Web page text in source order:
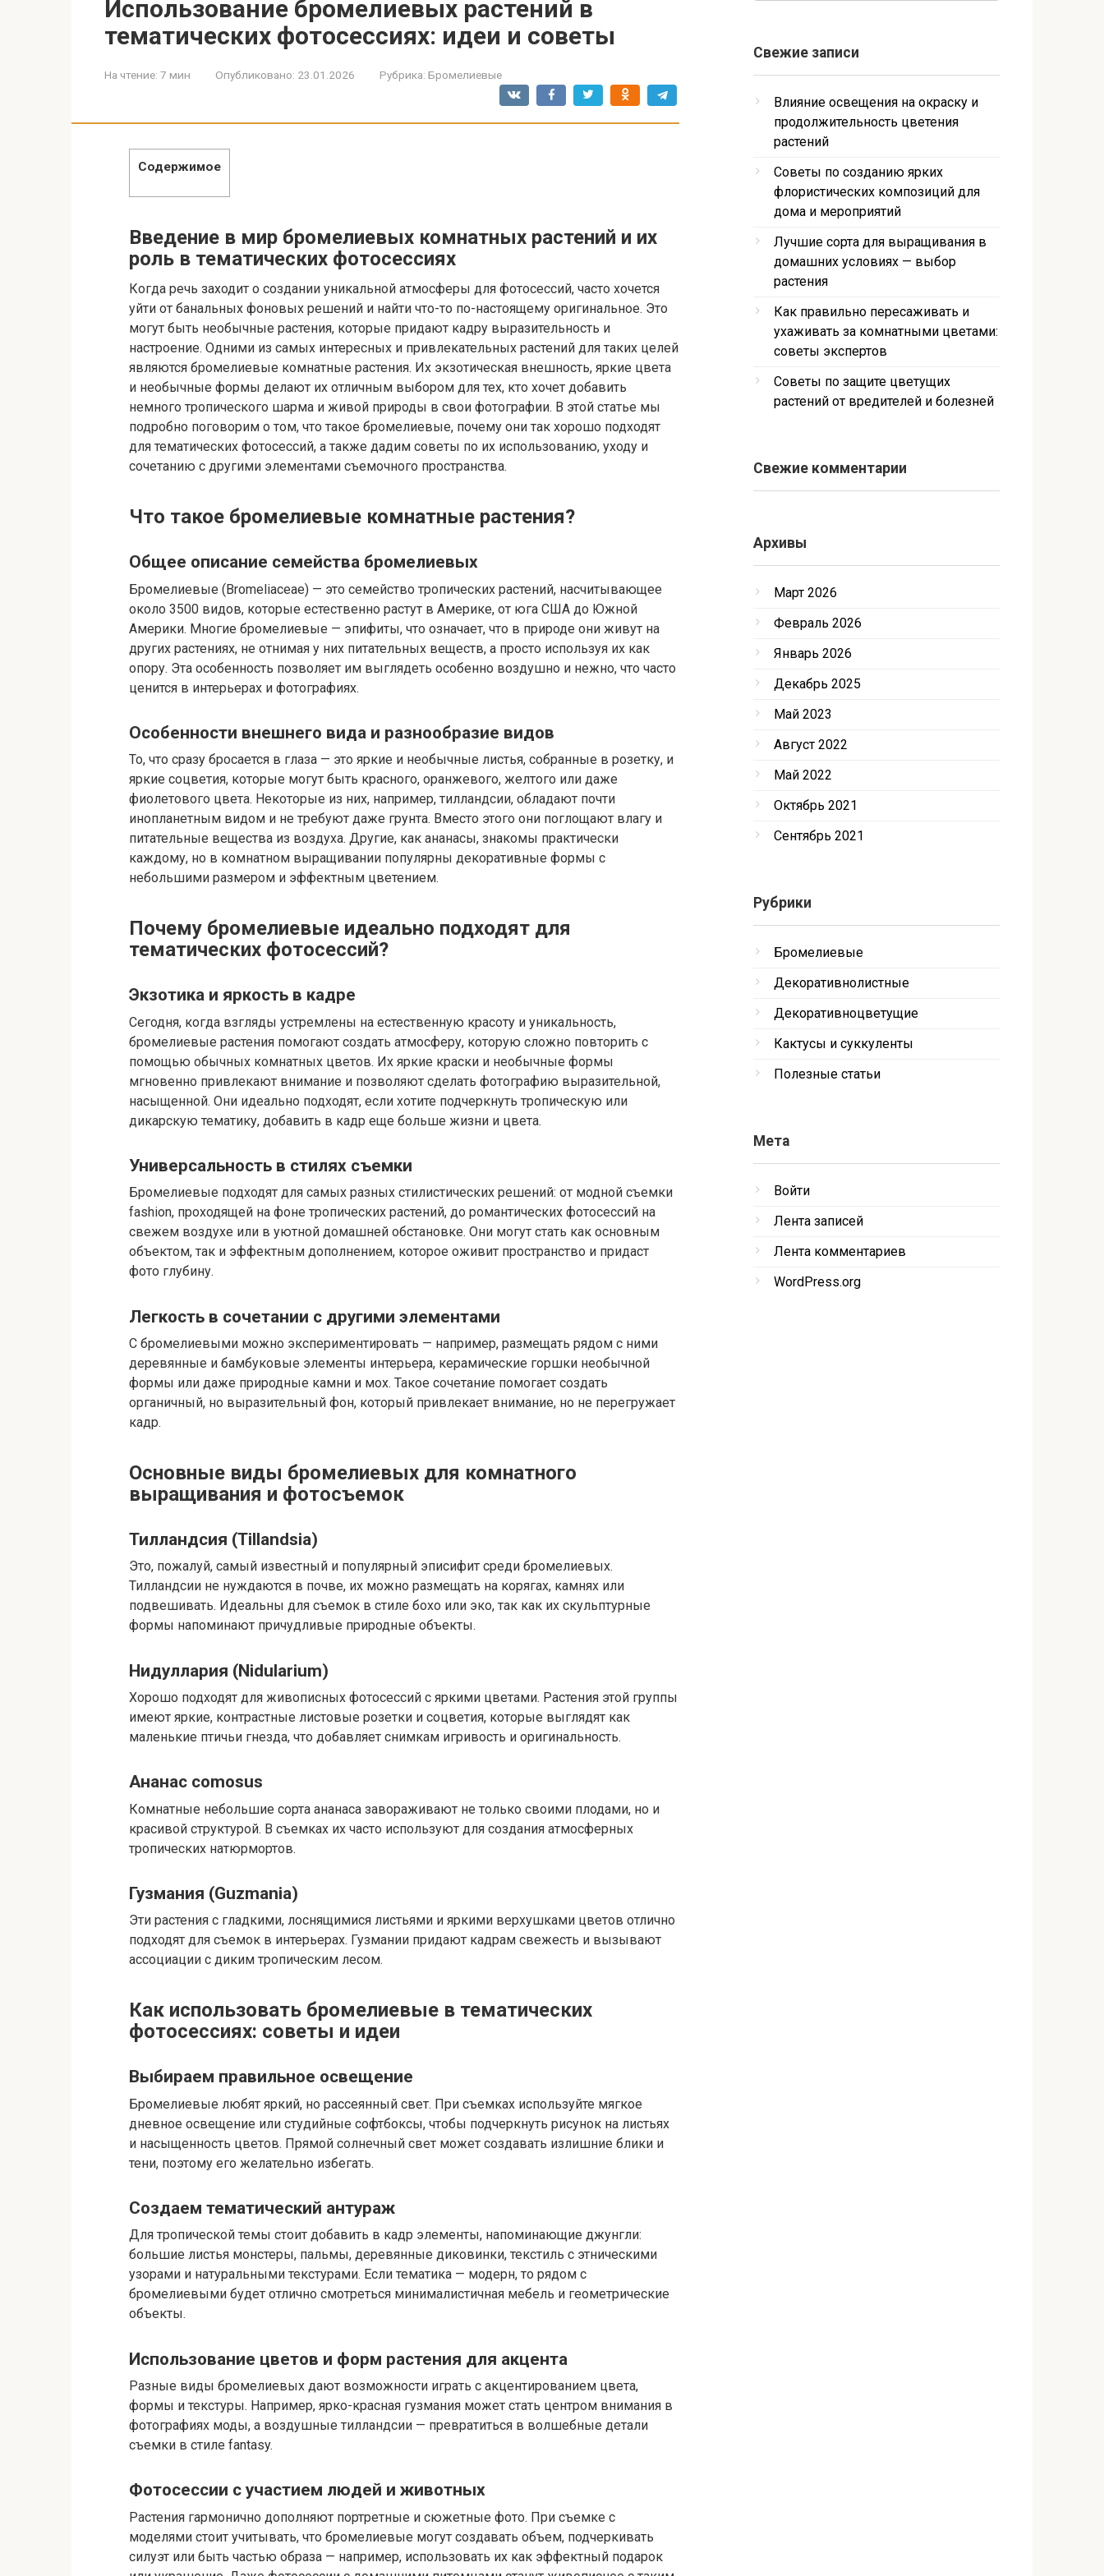
Использование бромелиевых растений в
тематических фотосессиях: идеи и советы
На чтение: 7 мин Опубликовано: 23.01.2026 Рубрика: Бромелиевые
Содержимое
Введение в мир бромелиевых комнатных растений и их
роль в тематических фотосессиях
Когда речь заходит о создании уникальной атмосферы для фотосессий, часто хочется
уйти от банальных фоновых решений и найти что-то по-настоящему оригинальное. Это
могут быть необычные растения, которые придают кадру выразительность и
настроение. Одними из самых интересных и привлекательных растений для таких целей
являются бромелиевые комнатные растения. Их экзотическая внешность, яркие цвета
и необычные формы делают их отличным выбором для тех, кто хочет добавить
немного тропического шарма и живой природы в свои фотографии. В этой статье мы
подробно поговорим о том, что такое бромелиевые, почему они так хорошо подходят
для тематических фотосессий, а также дадим советы по их использованию, уходу и
сочетанию с другими элементами съемочного пространства.
Что такое бромелиевые комнатные растения?
Общее описание семейства бромелиевых
Бромелиевые (Bromeliaceae) — это семейство тропических растений, насчитывающее
около 3500 видов, которые естественно растут в Америке, от юга США до Южной
Америки. Многие бромелиевые — эпифиты, что означает, что в природе они живут на
других растениях, не отнимая у них питательных веществ, а просто используя их как
опору. Эта особенность позволяет им выглядеть особенно воздушно и нежно, что часто
ценится в интерьерах и фотографиях.
Особенности внешнего вида и разнообразие видов
То, что сразу бросается в глаза — это яркие и необычные листья, собранные в розетку, и
яркие соцветия, которые могут быть красного, оранжевого, желтого или даже
фиолетового цвета. Некоторые из них, например, тилландсии, обладают почти
инопланетным видом и не требуют даже грунта. Вместо этого они поглощают влагу и
питательные вещества из воздуха. Другие, как ананасы, знакомы практически
каждому, но в комнатном выращивании популярны декоративные формы с
небольшими размером и эффектным цветением.
Почему бромелиевые идеально подходят для
тематических фотосессий?
Экзотика и яркость в кадре
Сегодня, когда взгляды устремлены на естественную красоту и уникальность,
бромелиевые растения помогают создать атмосферу, которую сложно повторить с
помощью обычных комнатных цветов. Их яркие краски и необычные формы
мгновенно привлекают внимание и позволяют сделать фотографию выразительной,
насыщенной. Они идеально подходят, если хотите подчеркнуть тропическую или
дикарскую тематику, добавить в кадр еще больше жизни и цвета.
Универсальность в стилях съемки
Бромелиевые подходят для самых разных стилистических решений: от модной съемки
fashion, проходящей на фоне тропических растений, до романтических фотосессий на
свежем воздухе или в уютной домашней обстановке. Они могут стать как основным
объектом, так и эффектным дополнением, которое оживит пространство и придаст
фото глубину.
Легкость в сочетании с другими элементами
С бромелиевыми можно экспериментировать — например, размещать рядом с ними
деревянные и бамбуковые элементы интерьера, керамические горшки необычной
формы или даже природные камни и мох. Такое сочетание помогает создать
органичный, но выразительный фон, который привлекает внимание, но не перегружает
кадр.
Основные виды бромелиевых для комнатного
выращивания и фотосъемок
Тилландсия (Tillandsia)
Это, пожалуй, самый известный и популярный эписифит среди бромелиевых.
Тилландсии не нуждаются в почве, их можно размещать на корягах, камнях или
подвешивать. Идеальны для съемок в стиле бохо или эко, так как их скульптурные
формы напоминают причудливые природные объекты.
Нидуллария (Nidularium)
Хорошо подходят для живописных фотосессий с яркими цветами. Растения этой группы
имеют яркие, контрастные листовые розетки и соцветия, которые выглядят как
маленькие птичьи гнезда, что добавляет снимкам игривость и оригинальность.
Ананас comosus
Комнатные небольшие сорта ананаса завораживают не только своими плодами, но и
красивой структурой. В съемках их часто используют для создания атмосферных
тропических натюрмортов.
Гузмания (Guzmania)
Эти растения с гладкими, лоснящимися листьями и яркими верхушками цветов отлично
подходят для съемок в интерьерах. Гузмании придают кадрам свежесть и вызывают
ассоциации с диким тропическим лесом.
Как использовать бромелиевые в тематических
фотосессиях: советы и идеи
Выбираем правильное освещение
Бромелиевые любят яркий, но рассеянный свет. При съемках используйте мягкое
дневное освещение или студийные софтбоксы, чтобы подчеркнуть рисунок на листьях
и насыщенность цветов. Прямой солнечный свет может создавать излишние блики и
тени, поэтому его желательно избегать.
Создаем тематический антураж
Для тропической темы стоит добавить в кадр элементы, напоминающие джунгли:
большие листья монстеры, пальмы, деревянные диковинки, текстиль с этническими
узорами и натуральными текстурами. Если тематика — модерн, то рядом с
бромелиевыми будет отлично смотреться минималистичная мебель и геометрические
объекты.
Использование цветов и форм растения для акцента
Разные виды бромелиевых дают возможности играть с акцентированием цвета,
формы и текстуры. Например, ярко-красная гузмания может стать центром внимания в
фотографиях моды, а воздушные тилландсии — превратиться в волшебные детали
съемки в стиле fantasy.
Фотосессии с участием людей и животных
Растения гармонично дополняют портретные и сюжетные фото. При съемке с
моделями стоит учитывать, что бромелиевые могут создавать объем, подчеркивать
силуэт или быть частью образа — например, использовать их как эффектный подарок
Свежие записи
Влияние освещения на окраску и
продолжительность цветения
растений
Советы по созданию ярких
флористических композиций для
дома и мероприятий
Лучшие сорта для выращивания в
домашних условиях — выбор
растения
Как правильно пересаживать и
ухаживать за комнатными цветами:
советы экспертов
Советы по защите цветущих
растений от вредителей и болезней
Свежие комментарии
Архивы
Март 2026
Февраль 2026
Январь 2026
Декабрь 2025
Май 2023
Август 2022
Май 2022
Октябрь 2021
Сентябрь 2021
Рубрики
Бромелиевые
Декоративнолистные
Декоративноцветущие
Кактусы и суккуленты
Полезные статьи
Мета
Войти
Лента записей
Лента комментариев
WordPress.org